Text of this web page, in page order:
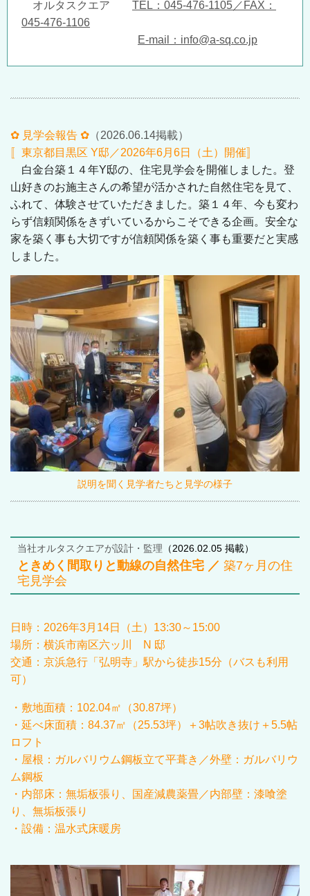
オルタスクエア TEL：045-476-1105／FAX：
045-476-1106
E-mail：info@a-sq.co.jp
✿ 見学会報告 ✿ （2026.06.14掲載）
〚東京都目黒区 Y邸／2026年6月 6日（土）開催〛
白金台築１４年Y邸の、住宅見学会を開催しました。登
山好きのお施主さんの希望が活かされた自然住宅を見て、
ふれて、 体験させていただきました。築１４年、今も変わ
らず信頼関係をきずいているからこそできる企画。安全な
家を築く事も大切ですが信頼関係を築く事も重要だと実感
しました。
説明を聞く見学者たちと見学の様子
当社オルタスクエアが設計・監理 （2026.02.05 掲載）
ときめく間取りと動線の自然住宅 ／ 築7ヶ月の住
宅見学会
日時： 2026年3月 14日（土）13:30～15:00
場所：横浜市南区六ッ川 N 邸
交通：京浜急行「弘明寺」駅から徒歩15分（バスも利用
可）
・敷地面積： 102.04㎡（30.87坪）
・延べ床面積：84.37㎡（25.53坪）＋3帖吹き抜け＋5.5帖
ロフト
・屋根：ガルバリウム鋼板立て平葺き／外壁：ガルバリウ
ム鋼板
・内部床：無垢板張り、国産減農薬畳／内部壁：漆喰塗
り、無垢板張り
・設備：温水式床暖房